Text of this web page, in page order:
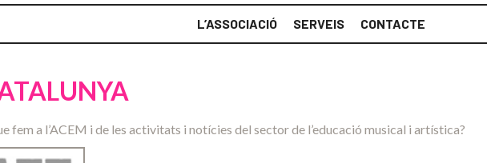
L’ASSOCIACIÓ SERVEIS CONTACTE
fem a l’ACEM i de les activitats i notícies del sector de l’educació musical i artística?